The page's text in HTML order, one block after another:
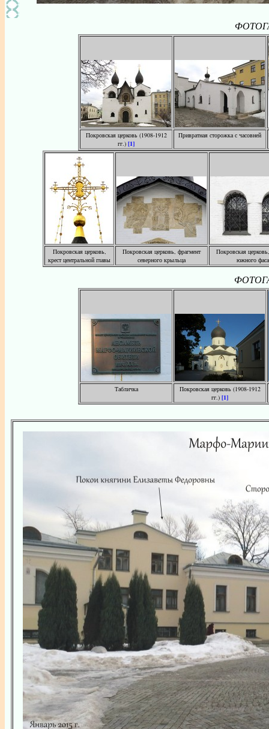
Покровская церковь (1908-1912
гг.) [1]
Привратная сторожка с часовней
Покровская церковь,
крест центральной главы
Покровская церковь, фрагмент
северного крыльца
Покровская
южного
Табличка
Покровская церковь (1908-1912
гг.) [1]